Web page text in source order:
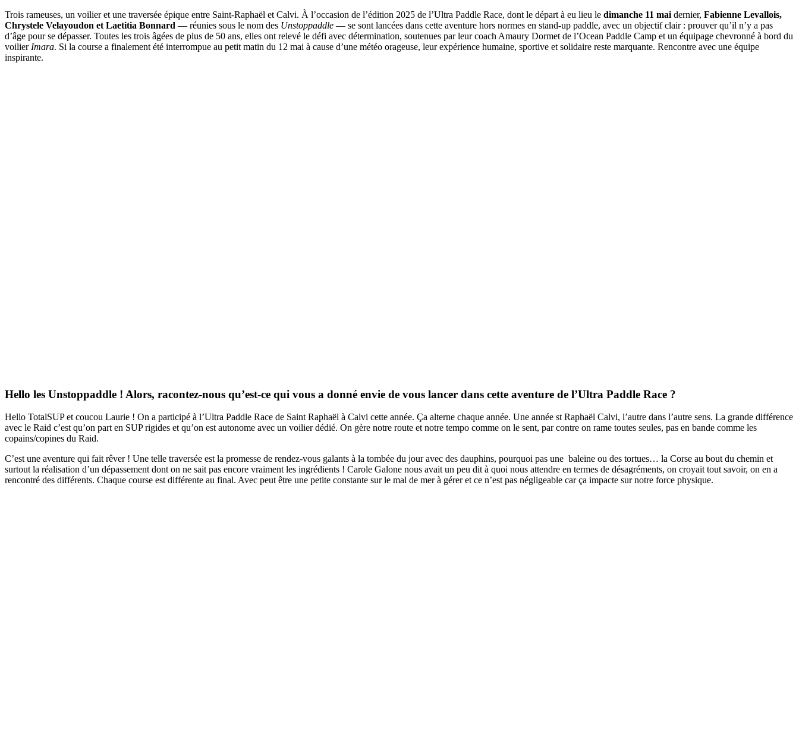
Trois rameuses, un voilier et une traversée épique entre Saint-Raphaël et Calvi. À l’occasion de l’édition 2025 de l’Ultra Paddle Race, dont le départ à eu lieu le dimanche 11 mai dernier, Fabienne Levallois,
Chrystele Velayoudon et Laetitia Bonnard — réunies sous le nom des Unstoppaddle — se sont lancées dans cette aventure hors normes en stand-up paddle, avec un objectif clair : prouver qu’il n’y a pas
d’âge pour se dépasser. Toutes les trois âgées de plus de 50 ans, elles ont relevé le défi avec détermination, soutenues par leur coach Amaury Dormet de l’Ocean Paddle Camp et un équipage chevronné à bord du
voilier Imara. Si la course a finalement été interrompue au petit matin du 12 mai à cause d’une météo orageuse, leur expérience humaine, sportive et solidaire reste marquante. Rencontre avec une équipe
inspirante.
Hello les Unstoppaddle ! Alors, racontez-nous qu’est-ce qui vous a donné envie de vous lancer dans cette aventure de l’Ultra Paddle Race ?
Hello TotalSUP et coucou Laurie ! On a participé à l’Ultra Paddle Race de Saint Raphaël à Calvi cette année. Ça alterne chaque année. Une année st Raphaël Calvi, l’autre dans l’autre sens. La grande différence
avec le Raid c’est qu’on part en SUP rigides et qu’on est autonome avec un voilier dédié. On gère notre route et notre tempo comme on le sent, par contre on rame toutes seules, pas en bande comme les
copains/copines du Raid.
C’est une aventure qui fait rêver ! Une telle traversée est la promesse de rendez-vous galants à la tombée du jour avec des dauphins, pourquoi pas une baleine ou des tortues… la Corse au bout du chemin et
surtout la réalisation d’un dépassement dont on ne sait pas encore vraiment les ingrédients ! Carole Galone nous avait un peu dit à quoi nous attendre en termes de désagréments, on croyait tout savoir, on en a
rencontré des différents. Chaque course est différente au final. Avec peut être une petite constante sur le mal de mer à gérer et ce n’est pas négligeable car ça impacte sur notre force physique.